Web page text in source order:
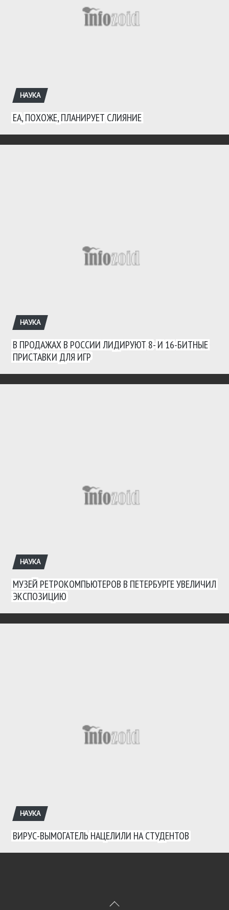
НАУКА
EA, ПОХОЖЕ, ПЛАНИРУЕТ СЛИЯНИЕ
НАУКА
В ПРОДАЖАХ В РОССИИ ЛИДИРУЮТ 8- И 16-БИТНЫЕ
ПРИСТАВКИ ДЛЯ ИГР
НАУКА
МУЗЕЙ РЕТРОКОМПЬЮТЕРОВ В ПЕТЕРБУРГЕ УВЕЛИЧИЛ
ЭКСПОЗИЦИЮ
НАУКА
ВИРУС-ВЫМОГАТЕЛЬ НАЦЕЛИЛИ НА СТУДЕНТОВ